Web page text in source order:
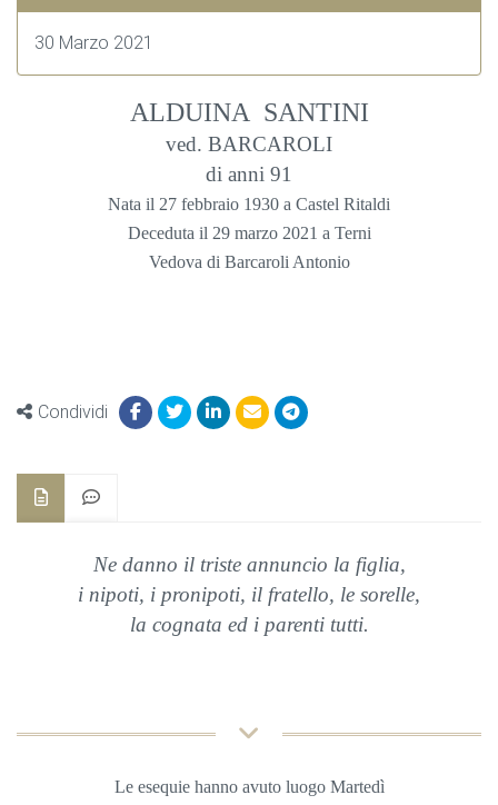
30 Marzo 2021
ALDUINA SANTINI
ved. BARCAROLI
di anni 91
Nata il 27 febbraio 1930 a Castel Ritaldi
Deceduta il 29 marzo 2021 a Terni
Vedova di Barcaroli Antonio
Condividi
Ne danno il triste annuncio la figlia,
i nipoti, i pronipoti, il fratello, le sorelle,
la cognata ed i parenti tutti.
Le esequie hanno avuto luogo Martedì